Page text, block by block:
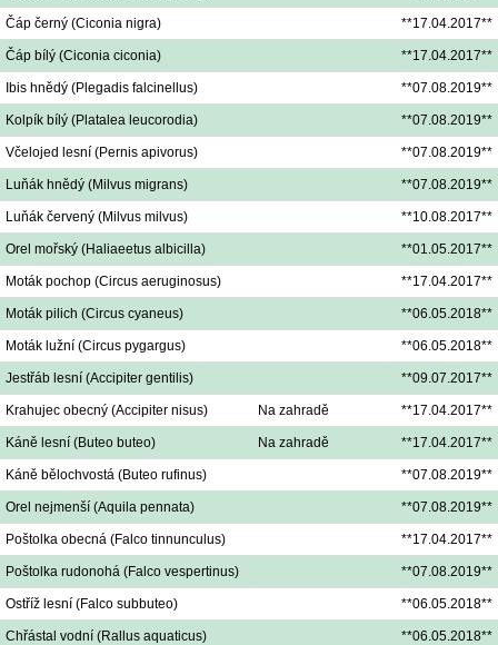
Čáp černý (Ciconia nigra) **17.04.2017**
Čáp bílý (Ciconia ciconia) **17.04.2017**
Ibis hnědý (Plegadis falcinellus) **07.08.2019**
Kolpík bílý (Platalea leucorodia) **07.08.2019**
Včelojed lesní (Pernis apivorus) **07.08.2019**
Luňák hnědý (Milvus migrans) **07.08.2019**
Luňák červený (Milvus milvus) **10.08.2017**
Orel mořský (Haliaeetus albicilla) **01.05.2017**
Moták pochop (Circus aeruginosus) **17.04.2017**
Moták pilich (Circus cyaneus) **06.05.2018**
Moták lužní (Circus pygargus) **06.05.2018**
Jestřáb lesní (Accipiter gentilis) **09.07.2017**
Krahujec obecný (Accipiter nisus) Na zahradě **17.04.2017**
Káně lesní (Buteo buteo) Na zahradě **17.04.2017**
Káně bělochvostá (Buteo rufinus) **07.08.2019**
Orel nejmenší (Aquila pennata) **07.08.2019**
Poštolka obecná (Falco tinnunculus) **17.04.2017**
Poštolka rudonohá (Falco vespertinus) **07.08.2019**
Ostříž lesní (Falco subbuteo) **06.05.2018**
Chřástal vodní (Rallus aquaticus) **06.05.2018**